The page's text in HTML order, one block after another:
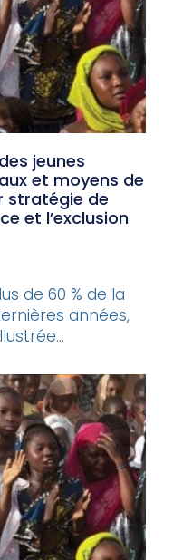
jeunes
et moyens de
stratégie de
et l’exclusion
de 60 % de la
années,